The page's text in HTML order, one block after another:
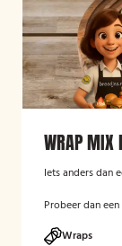
WRAP MIX
Iets anders dan
Probeer dan
Wraps